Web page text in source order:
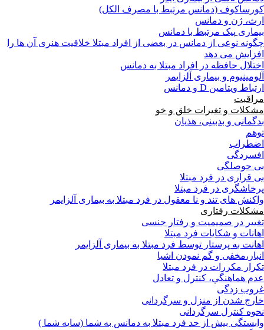
کورساکوف (دمانس مرتبط با مصرف الکل)
ارث، ژن و دمانس
بیماری پیک مرتبط با دمانس
چگونه نوعی از دمانس در بعضی از افراد مبتلا خلاقیت هنری آن ها را
افزایش می دهد
اختلال حافظه در افراد مبتلا به دمانس
آلومینیوم و بیماری آلزایمر
ارتباط ویتامین D و دمانس
مراقبت
مشکلات و تغیرات خلق و خو
بدگمانی و بدبینی، هذیان
توهم
اضطراب
افسردگی
بی حوصلگی
بی قراری در فرد مبتلا
پرخاشگری در فرد مبتلا
واکنش های تند و نا معقول در فرد مبتلا به بیماری آلزایمر
مشکلات رفتاری
تغییر در صمیمیت و رفتار جنسی
اهانات و شکایات فرد مبتلا
اهانت به پرستار توسط فرد مبتلا به بیماری آلزایمر
انبار،مخفی و گم نمودن اشیا
تکرار مکررات در فرد مبتلا
عدم هماهنگي، كنترل و تعادل
غروب زدگی
خارج شدن از منزل و سرگردانی
نحوه کنترل سرگردانی
وابستگی بیش از حد فرد مبتلا به دمانس به شما (سایه شما )